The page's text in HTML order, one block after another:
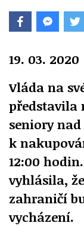
19. 03.
Vláda na
představila
seniory
k
12:00
vyhlásila,
zahraničí
vycházení.